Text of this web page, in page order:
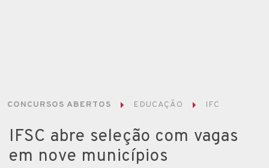
CONCURSOS ABERTOS EDUCAÇÃO IFC
IFSC abre seleção com vagas
em nove municípios